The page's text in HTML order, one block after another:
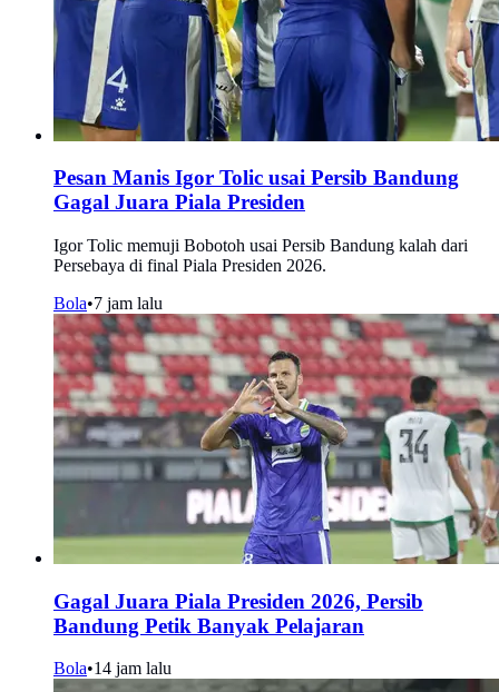
Pesan Manis Igor Tolic usai Persib Bandung
Gagal Juara Piala Presiden
Igor Tolic memuji Bobotoh usai Persib Bandung kalah dari
Persebaya di final Piala Presiden 2026.
Bola•7 jam lalu
Gagal Juara Piala Presiden 2026, Persib
Bandung Petik Banyak Pelajaran
Bola•14 jam lalu